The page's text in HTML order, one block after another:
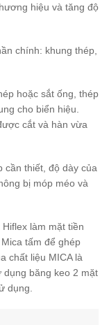
hiệu và tăng độ
chính: khung thép,
hoặc sắt ống, thép
cho biển hiệu.
cắt và hàn vừa
cần thiết, độ dày của
bị móp méo và
làm mặt tiền
tấm để ghép
chất liệu MICA là
dụng băng keo 2 mặt
dụng.